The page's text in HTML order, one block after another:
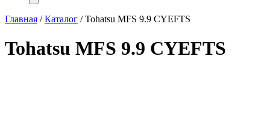
Главная /Каталог /Tohatsu MFS 9.9 CYEFTS
Tohatsu MFS 9.9 CYEFTS